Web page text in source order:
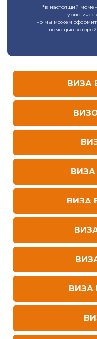
*в настоящий
но мы можем
помощью которой
ВИЗА
ВИЗА
ВИЗА